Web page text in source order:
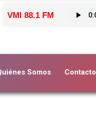
VMI 88.1 FM
Somos Contacto